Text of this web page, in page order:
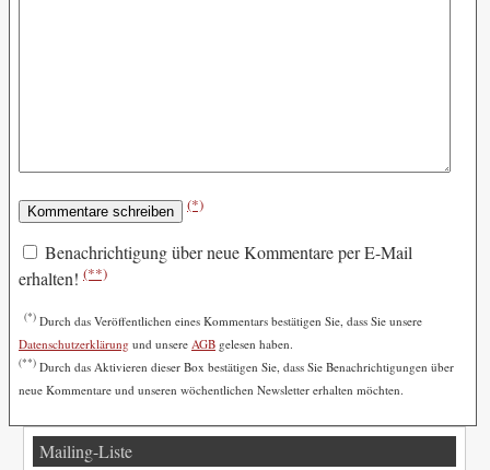
(*)
Benachrichtigung über neue Kommentare per E-Mail
erhalten! (**)
(*) Durch das Veröffentlichen eines Kommentars bestätigen Sie, dass Sie unsere
Datenschutzerklärung und unsere AGB gelesen haben.
(**) Durch das Aktivieren dieser Box bestätigen Sie, dass Sie Benachrichtigungen über
neue Kommentare und unseren wöchentlichen Newsletter erhalten möchten.
Mailing-Liste